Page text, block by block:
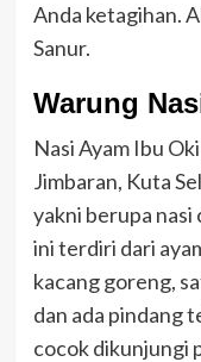
Anda ketagihan.
Sanur.
Warung
Nasi Ayam Ibu
Jimbaran, Kuta
yakni berupa nasi
ini terdiri dari
kacang goreng,
dan ada pindang
cocok dikunjungi